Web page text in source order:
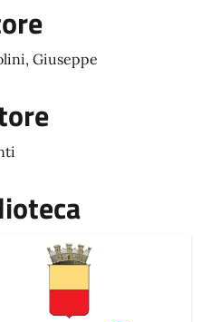
Giuseppe